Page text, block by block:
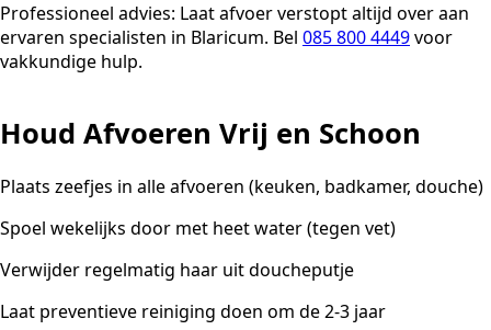
Professioneel advies: Laat afvoer verstopt altijd over aan
ervaren specialisten in Blaricum. Bel 085 800 4449voor
vakkundige hulp.
Houd Afvoeren Vrij en Schoon
Plaats zeefjes in alle afvoeren (keuken, badkamer, douche)
Spoel wekelijks door met heet water (tegen vet)
Verwijder regelmatig haar uit doucheputje
Laat preventieve reiniging doen om de 2-3 jaar